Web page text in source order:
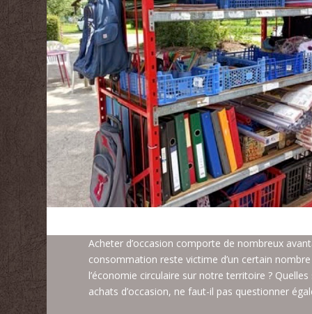
Acheter d’occasion comporte de nombreux
consommation reste victime d’un certain
l’économie circulaire sur notre territoire ?
achats d’occasion, ne faut-il pas questionner